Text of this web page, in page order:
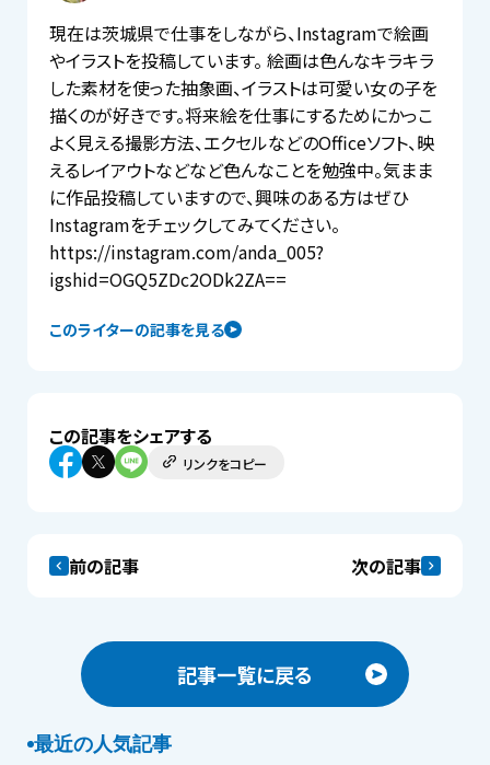
このライターの記事を見る
現在は茨城県で仕事をしながら、Instagramで絵画
やイラストを投稿しています。 絵画は色んなキラキラ
した素材を使った抽象画、イラストは可愛い女の子を
描くのが好きです。将来絵を仕事にするためにかっこ
よく見える撮影方法、エクセルなどのOfficeソフト、映
えるレイアウトなどなど色んなことを勉強中。気まま
に作品投稿していますので、興味のある方はぜひ
Instagramをチェックしてみてください。
https://instagram.com/anda_005?
igshid=OGQ5ZDc2ODk2ZA==
この記事をシェアする
リンクをコピー
前の記事 次の記事
記事一覧に戻る
最近の人気記事